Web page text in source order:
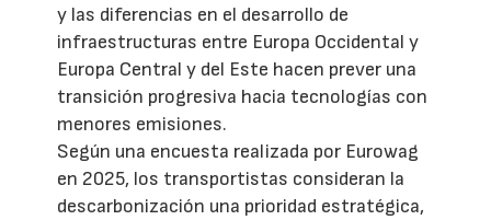
y las diferencias en el desarrollo de
infraestructuras entre Europa Occidental y
Europa Central y del Este hacen prever una
transición progresiva hacia tecnologías con
menores emisiones.
Según una encuesta realizada por Eurowag
en 2025, los transportistas consideran la
descarbonización una prioridad estratégica,